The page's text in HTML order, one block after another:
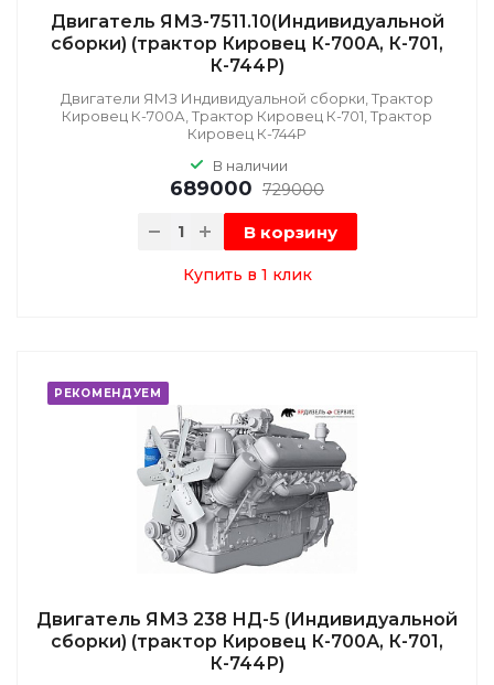
Двигатель ЯМЗ-7511.10(Индивидуальной
сборки) (трактор Кировец К-700А, К-701,
К-744Р)
Двигатели ЯМЗ Индивидуальной сборки, Трактор
Кировец К-700А, Трактор Кировец К-701, Трактор
Кировец К-744Р
В наличии
689000 729000
В корзину
Купить в 1 клик
РЕКОМЕНДУЕМ
Двигатель ЯМЗ 238 НД-5 (Индивидуальной
сборки) (трактор Кировец К-700А, К-701,
К-744Р)